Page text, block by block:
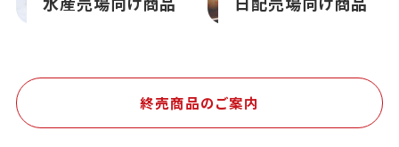
終売商品のご案内